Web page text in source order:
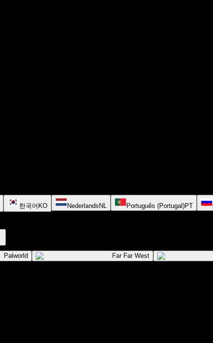
한국어 KO Nederlands NL Português (Portugal)PT
Palworld Far Far West